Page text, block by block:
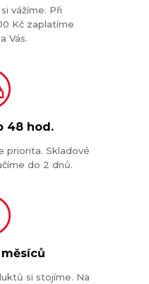
vážíme. Při
Kč zaplatíme
Vás.
48 hod.
priorita. Skladové
do 2 dnů.
si stojíme. Na